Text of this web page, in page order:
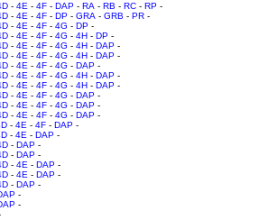
- 4E - 4F - DAP - RA - RB - RC - RP -
- 4E - 4F - DP - GRA - GRB - PR -
- 4E - 4F - 4G - DP -
- 4E - 4F - 4G - 4H - DP -
- 4E - 4F - 4G - 4H - DAP -
- 4E - 4F - 4G - 4H - DAP -
- 4E - 4F - 4G - DAP -
- 4E - 4F - 4G - 4H - DAP -
- 4E - 4F - 4G - 4H - DAP -
- 4E - 4F - 4G - DAP -
- 4E - 4F - 4G - DAP -
- 4E - 4F - 4G - DAP -
- 4E - 4F - DAP -
- 4E - DAP -
- DAP -
- DAP -
- 4E - DAP -
- 4E - DAP -
- DAP -
-
-